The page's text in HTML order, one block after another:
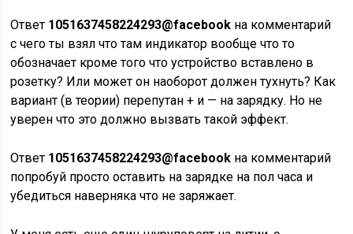
Ответ 1051637458224293@facebook на комментарий
с чего ты взял что там индикатор вообще что то
обозначает кроме того что устройство вставлено в
розетку? Или может он наоборот должен тухнуть? Как
вариант (в теории) перепутан + и — на зарядку. Но не
уверен что это должно вызвать такой эффект.
Ответ 1051637458224293@facebook на комментарий
попробуй просто оставить на зарядке на пол часа и
убедиться наверняка что не заряжает.